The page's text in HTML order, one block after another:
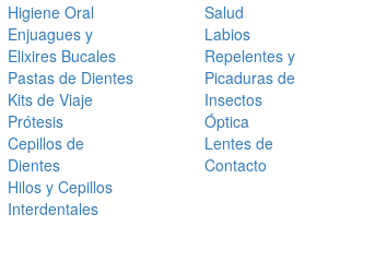
Higiene Oral
Enjuagues y
Elixires Bucales
Pastas de Dientes
Kits de Viaje
Prótesis
Cepillos de
Dientes
Hilos y Cepillos
Interdentales
Salud
Labios
Repelentes y
Picaduras de
Insectos
Óptica
Lentes de
Contacto